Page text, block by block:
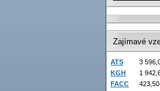
Zajímavé
ATS 3
KGH
1
FACC
423,50